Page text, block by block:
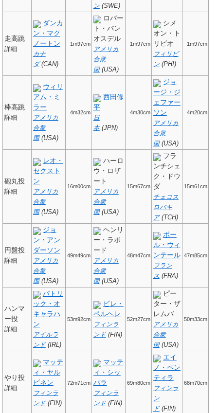
ン(SWE)
走高跳
詳細
ダンカ
ン・マク
ノートン
カナ
ダ(CAN)
1m97cm
ロバー
ト・バン
オスデル
アメリカ
合衆
国(USA)
1m97cm
シメ
オン・ト
リビオ
フィリピ
ン(PHI)
1m97cm
棒高跳
詳細
ウィリ
アム・ミ
ラー
アメリカ
合衆
国(USA)
4m32cm
西田修
平
日
本(JPN)
4m30cm
ジョ
ージ・ジ
ェファー
ソン
アメリカ
合衆
国(USA)
4m20cm
砲丸投
詳細
レオ・
セクスト
ン
アメリカ
合衆
国(USA)
16m00cm
ハーロ
ウ・ロザ
ート
アメリカ
合衆
国(USA)
15m67cm
フラ
ンチシェ
ク・ドウ
ダ
チェコス
ロバキ
ア(TCH)
15m61cm
円盤投
詳細
ジョ
ン・アン
ダーソン
アメリカ
合衆
国(USA)
49m49cm
ヘンリ
ー・ラボ
ード
アメリカ
合衆
国(USA)
48m47cm
ポー
ル・ウィ
ンテール
フラン
ス (FRA)
47m85cm
ハンマ
ー投
詳細
パトリ
ック・オ
キャラハ
ン
アイルラ
ンド(IRL)
53m92cm
ビレ・
ペルヘレ
フィンラ
ンド(FIN)
52m27cm
ピー
ター・ザ
レムバ
アメリカ
合衆
国(USA)
50m33cm
やり投
詳細
マッテ
ィ・ヤル
ビネン
フィンラ
ンド(FIN)
72m71cm
マッテ
ィ・シッ
パラ
フィンラ
ンド(FIN)
69m80cm
エイ
ノ・ペン
ティラ
フィンラ
ン
ド(FIN)
68m70cm